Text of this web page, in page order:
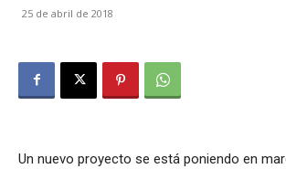
25 de abril de 2018
Un nuevo proyecto se está poniendo en